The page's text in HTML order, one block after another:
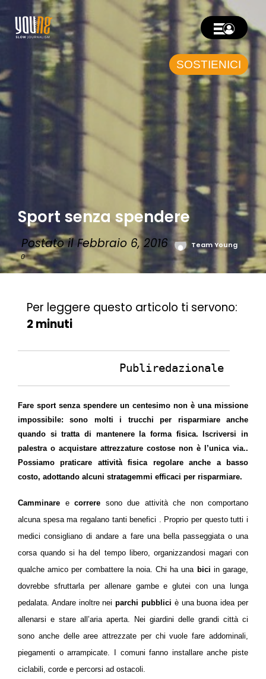
SOSTIENICI
Sport senza spendere
Postato il Febbraio 6, 2016
Team Young
0
Per leggere questo articolo ti servono:
2 minuti
Publiredazionale
Fare sport senza spendere un centesimo non è una missione
impossibile: sono molti i trucchi per risparmiare anche
quando si tratta di mantenere la forma fisica. Iscriversi in
palestra o acquistare attrezzature costose non è l’unica via..
Possiamo praticare attività fisica regolare anche a basso
costo, adottando alcuni stratagemmi efficaci per risparmiare.
Camminare ecorrere sono due attività che non comportano
alcuna spesa ma regalano tanti benefici . Proprio per questo tutti i
medici consigliano di andare a fare una bella passeggiata o una
corsa quando si ha del tempo libero, organizzandosi magari con
qualche amico per combattere la noia. Chi ha una bici in garage,
dovrebbe sfruttarla per allenare gambe e glutei con una lunga
pedalata. Andare inoltre neiparchi pubblici è una buona idea per
allenarsi e stare all’aria aperta. Nei giardini delle grandi città ci
sono anche delle aree attrezzate per chi vuole fare addominali,
piegamenti o arrampicate. I comuni fanno installare anche piste
ciclabili, corde e percorsi ad ostacoli.